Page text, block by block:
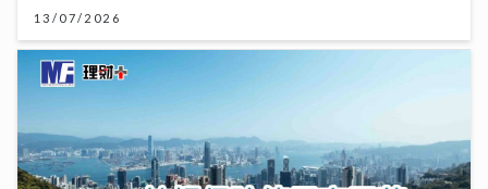
13/07/2026